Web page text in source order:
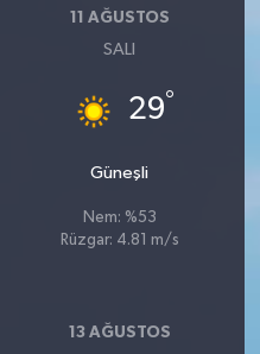
11 AĞUSTOS
SALI
29°
Güneşli
Nem: %53
Rüzgar: 4.81 m/s
13 AĞUSTOS